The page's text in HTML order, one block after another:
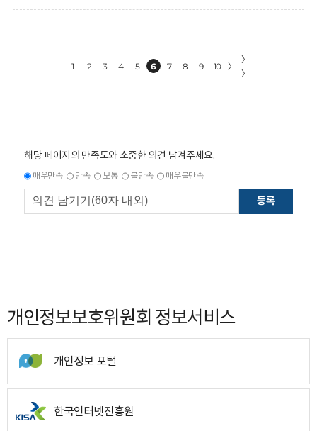
1 2 3 4 5 6 7 8 9 10 〉
〉
〉
해당 페이지의 만족도와 소중한 의견 남겨주세요.
매우만족 만족 보통 불만족 매우불만족
등록
개인정보보호위원회 정보서비스
개인정보 포털
한국인터넷진흥원